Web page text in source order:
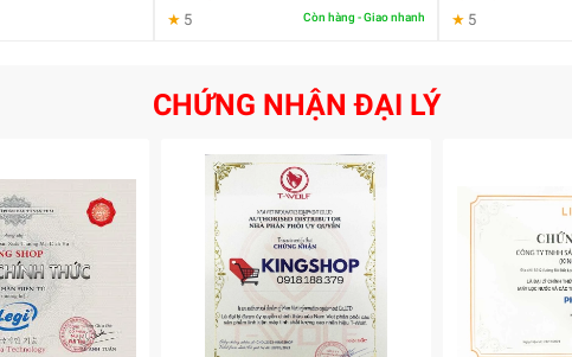
★ 5 Còn hàng - Giao nhanh ★ 5
CHỨNG NHẬN ĐẠI LÝ